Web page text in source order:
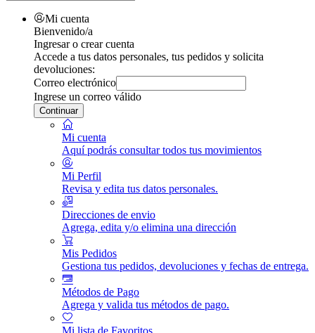
Mi cuenta
Bienvenido/a
Ingresar o crear cuenta
Accede a tus datos personales, tus pedidos y solicita
devoluciones:
Correo electrónico
Ingrese un correo válido
Continuar
Mi cuenta
Aquí podrás consultar todos tus movimientos
Mi Perfil
Revisa y edita tus datos personales.
Direcciones de envio
Agrega, edita y/o elimina una dirección
Mis Pedidos
Gestiona tus pedidos, devoluciones y fechas de entrega.
Métodos de Pago
Agrega y valida tus métodos de pago.
Mi lista de Favoritos